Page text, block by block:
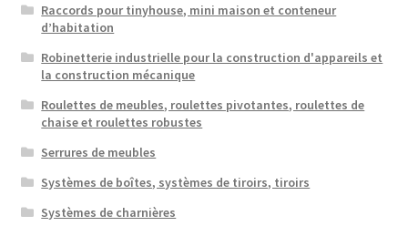
Raccords pour tinyhouse, mini maison et conteneur
d’habitation
Robinetterie industrielle pour la construction d'appareils et
la construction mécanique
Roulettes de meubles, roulettes pivotantes, roulettes de
chaise et roulettes robustes
Serrures de meubles
Systèmes de boîtes, systèmes de tiroirs, tiroirs
Systèmes de charnières